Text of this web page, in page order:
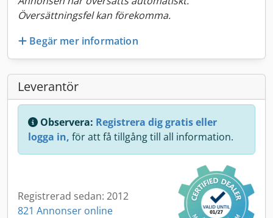
Översättningsfel kan förekomma.
Begär mer information
Leverantör
Observera: Registrera dig gratis eller
logga in, för att få tillgång till all information.
Registrerad sedan: 2012
821 Annonser online